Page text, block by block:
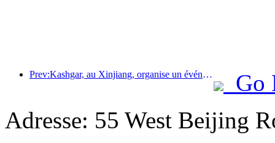
Prev:Kashgar, au Xinjiang, organise un événement de promotion touristique pour favoriser les échanges interethniques.
Go
Adresse: 55 West Beijing